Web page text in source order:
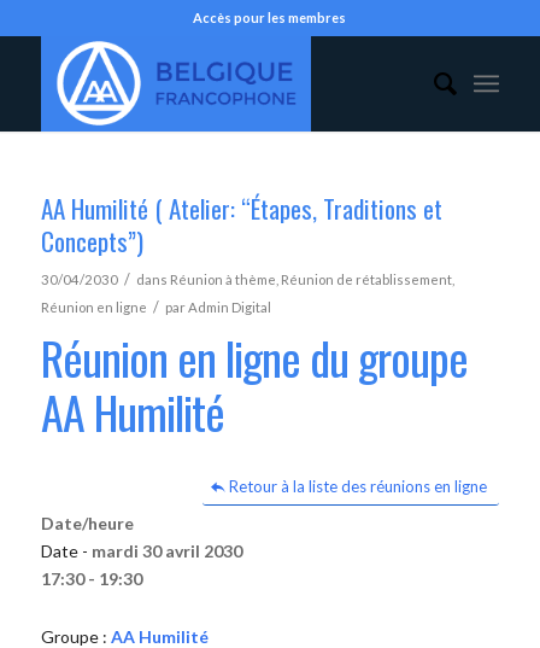
Accès pour les membres
AA Humilité ( Atelier: “Étapes, Traditions et
Concepts”)
30/04/2030 / dans Réunion à thème Réunion de rétablissement,
Réunion en ligne / parAdmin Digital
Réunion en ligne du groupe
AA Humilité
Retour à la liste des réunions en ligne
Date/heure
Date - mardi 30 avril 2030
17:30 - 19:30
Groupe : AA Humilité